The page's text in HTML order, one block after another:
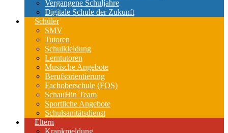
Vergangene Schuljahre
Digitale Schule der Zukunft
Schüler
SMV
Tutoren
Schulkleidung
Lerntutoren
Musische Angebote
Berufsorientierung
Fachoberschule (FOS)
SchauHin Team
Sportliche Angebote
Schulsanitätsdienst
Eltern
Krankmeldung